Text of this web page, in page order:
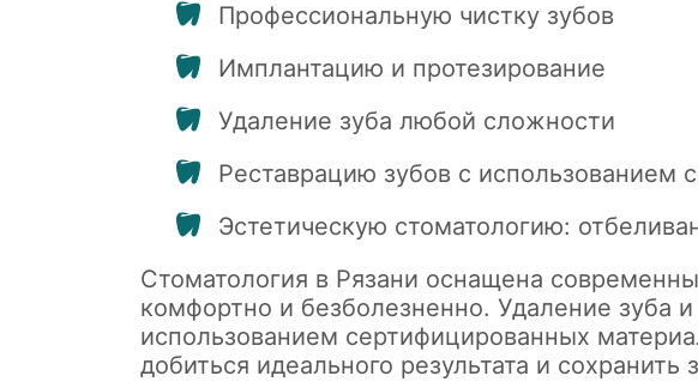
Профессиональную чистку зубов
Имплантацию и протезирование
Удаление зуба любой сложности
Реставрацию зубов с использованием
Эстетическую стоматологию:
Стоматология в Рязани оснащена
комфортно и безболезненно. Удаление зуба
использованием сертифицированных
добиться идеального результата и